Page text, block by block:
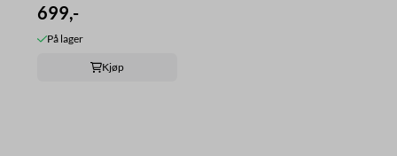
boblebadrens ...
699,-
På lager
Kjøp